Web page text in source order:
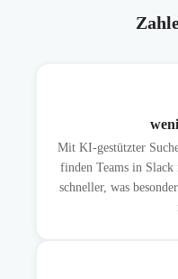
Mit KI-gestützter
finden Teams in
schneller, was